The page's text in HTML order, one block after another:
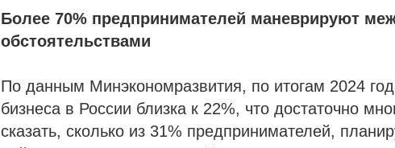
Более 70% предпринимателей маневрируют
обстоятельствами
По данным Минэкономразвития, по итогам 2024
бизнеса в России близка к 22%, что достаточно
сказать, сколько из 31% предпринимателей,